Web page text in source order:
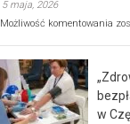
5 maja, 2026
Możliwość komentowania
dla
w